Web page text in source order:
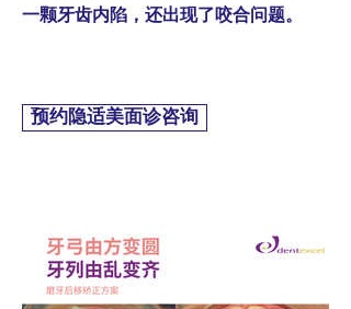
一颗牙齿内陷，还出现了咬合问题。
预约隐适美面诊咨询